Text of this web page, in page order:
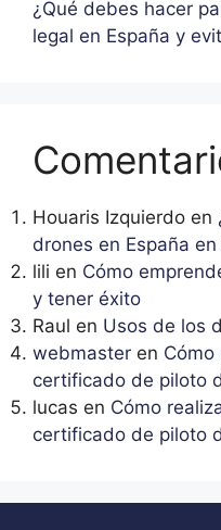
¿Qué debes hacer
legal en España y
Houaris Izquierdo en
drones en España
lili en Cómo
y tener éxito
Raul en Usos de los
webmaster en Cómo
certificado de piloto
lucas en Cómo
certificado de piloto